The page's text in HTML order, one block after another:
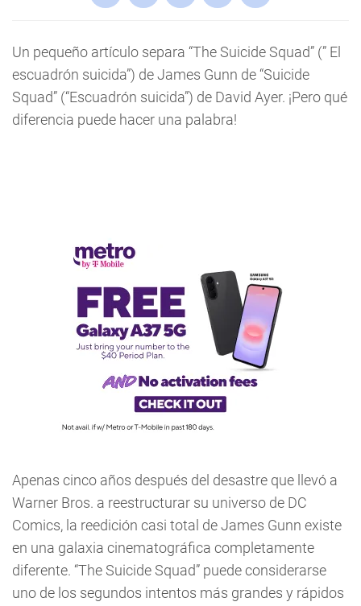
Un pequeño artículo separa “The Suicide Squad” (” El
escuadrón suicida”) de James Gunn de “Suicide
Squad” (“Escuadrón suicida”) de David Ayer. ¡Pero qué
diferencia puede hacer una palabra!
Apenas cinco años después del desastre que llevó a
Warner Bros. a reestructurar su universo de DC
Comics, la reedición casi total de James Gunn existe
en una galaxia cinematográfica completamente
diferente. “The Suicide Squad” puede considerarse
uno de los segundos intentos más grandes y rápidos